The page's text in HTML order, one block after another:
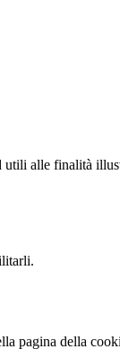
utili alle finalità
pagina della